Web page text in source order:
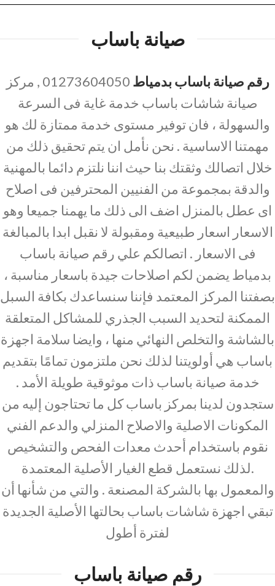
صيانة باساب
رقم صيانة باساب بدمياط
01273604050 , مركز
صيانة شاشات باساب خدمة غاية فى السرعة
والسهولة ، فان توفير مستوى خدمة ممتازة لك هو
مهمتنا الاساسية . نحن نأمل ان يتم تحقيق ذلك من
خلال اتصالك وثقتك بنا حيث اننا نلتزم دائما بالمهنية
والدقة بمجموعة من الفنيين المحترفين فى اصلاح
اى عطل بالمنزل اضف الى ذلك ما يهمنا جميعا وهو
الاسعار اسعار طبيعية ومقبولة لا نقبل ابدا بالمبالغة
فى الاسعار . اتصالكم علي رقم صيانة باساب
بدمياط يضمن لكم اصلاحات جيدة باسعار مناسبة ،
بصفتنا المركز المعتمد فإننا سنساعدك بكافة السبل
الممكنة لتحديد السبب الجذري للمشاكل المتعلقة
بالشاشة والتخلص النهائي منها ، وايضا سلامة اجهزة
باساب هي أولويتنا لذلك نحن ملتزمون تمامًا بتقديم
خدمة صيانة باساب ذات موثوقية طويلة الأمد .
ستجدون لدينا بمركز باساب كل ما تحتاجون إليه من
المكونات الاصلية والاصلاح المنزلي والدعم الفني
نقوم باستخدام أحدث معدات الفحص والتشخيص
.لذلك نستعمل قطع الغيار الأصلية المعتمدة
والمعمول بها بالشركة المصنعة . والتي من شأنها أن
تبقي اجهزة شاشات باساب بحالتها الأصلية الجديدة
لفترة أطول
رقم صيانة باساب